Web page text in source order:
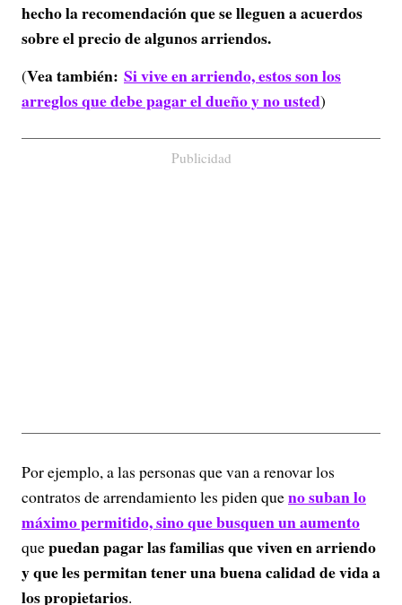
hecho la recomendación que se lleguen a acuerdos
sobre el precio de algunos arriendos.
(Vea también: Si vive en arriendo, estos son los
arreglos que debe pagar el dueño y no usted)
Publicidad
Por ejemplo, a las personas que van a renovar los
contratos de arrendamiento les piden queno suban lo
máximo permitido, sino que busquen un aumento
quepuedan pagar las familias que viven en arriendo
y que les permitan tener una buena calidad de vida a
los propietarios.